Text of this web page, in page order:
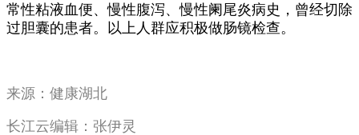
常性粘液血便、慢性腹泻、慢性阑尾炎病史，曾经切除
过胆囊的患者。以上人群应积极做肠镜检查。
来源：健康湖北
长江云编辑：张伊灵